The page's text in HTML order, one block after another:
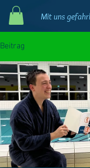
Mit uns
Beitrag